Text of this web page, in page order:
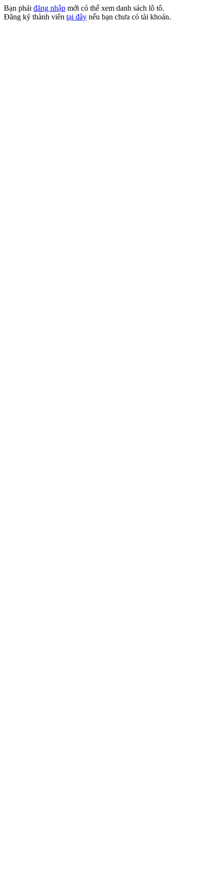
Bạn phải đăng nhập mới có thể xem danh sách lô tô.
Đăng ký thành viên tại đây nếu bạn chưa có tài khoản.